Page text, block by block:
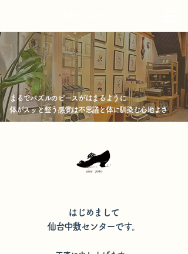
まるでパズルのピースがはまるように
体がスッと整う感覚は​不思議と体に馴染む心地よさ
はじめまして
仙台中敷センターです。